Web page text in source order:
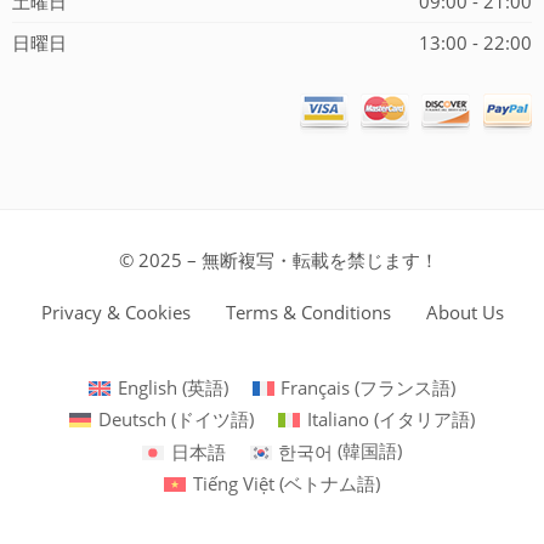
日曜日
13:00 - 22:00
© 2025 – 無断複写・転載を禁じます！
Privacy & Cookies Terms & Conditions About Us
English (英語) Français (フランス語)
Deutsch ( ドイツ語) Italiano (イタリア語)
日本語
한국어 (韓国語)
Tiếng Việt(ベトナム語)